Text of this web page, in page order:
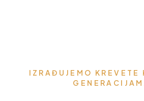
IZRAĐUJEMO KREVETE